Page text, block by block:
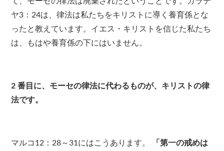
ヤ3：24は、律法は私たちをキリストに導く養育係とな
ったと教えています。イエス・キリストを信じた私たち
は、もはや養育係の下にはいません。
2 番目に、モーセの律法に代わるものが、キリストの律
法です。
マルコ12：28～31にはこうあります。
「第一の戒めは